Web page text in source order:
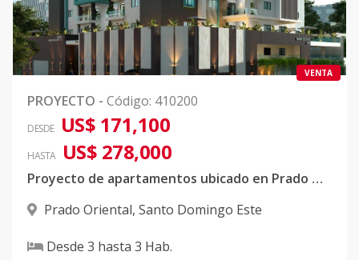
VENTA
PROYECTO - Código: 410200
DESDE US$ 171,100
HASTA US$ 278,000
Proyecto de apartamentos ubicado en Prado Oriental
Prado Oriental, Santo Domingo Este
Desde 3 hasta 3 Hab.